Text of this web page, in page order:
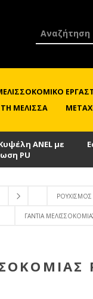
ΜΈΛΙΣΣΑ
ANEL με
PU
ΡΟΥΧΙΣΜΌΣ
ΓΆΝΤΙΑ